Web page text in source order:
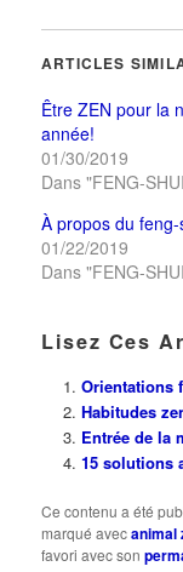
dans
nouvelle
dans
ARTICLES
Être ZEN pour la
année!
01/30/2019
Dans "FENG-
À propos du
01/22/2019
Dans "FENG-
Lisez Ces
Orientations
Habitudes
Entrée de la
15 solutions
Ce contenu a été
marqué avecanimal
favori avec son